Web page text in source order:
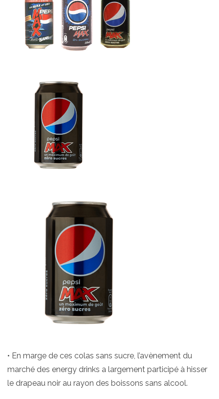
• En marge de ces colas sans sucre, l’avènement du
marché des energy drinks a largement participé à hisser
le drapeau noir au rayon des boissons sans alcool.